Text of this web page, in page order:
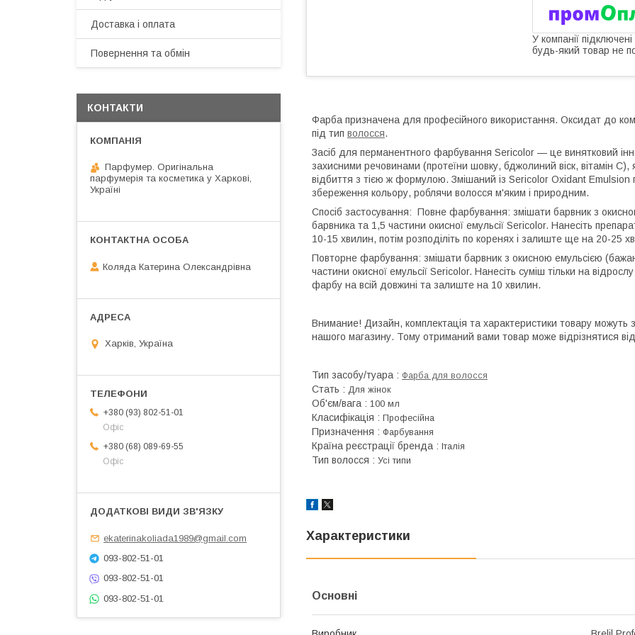
У компанії
будь-який товар не
Фарба призначена для професійного використання. Оксидат до
під тип волосся.
Засіб для перманентного фарбування Sericolor — це винятковий
захисними речовинами (протеїни шовку, бджолиний віск, вітамін С),
відбиття з тією ж формулою. Змішаний із Sericolor Oxidant Emulsion
збереження кольору, роблячи волосся м'яким і природним.
Спосіб застосування: Повне фарбування: змішати барвник з
барвника та 1,5 частини окисної емульсії Sericolor. Нанесіть
10-15 хвилин, потім розподіліть по коренях і залиште ще на 20-25
Повторне фарбування: змішати барвник з окисною емульсією
частини окисної емульсії Sericolor. Нанесіть суміш тільки на
фарбу на всій довжині та залиште на 10 хвилин.
Внимание! Дизайн, комплектація та характеристики товару
нашого магазину. Тому отриманий вами товар може відрізнятися
Тип засобу/туара : Фарба для волосся
Стать : Для жінок
Об'єм/вага : 100 мл
Класифікація : Професійна
Призначення : Фарбування
Країна реєстрації бренда : Італія
Тип волосся : Усі типи
Характеристики
Основні
Доставка і оплата
Повернення та обмін
КОНТАКТИ
Парфумер. Оригінальна
парфумерія та косметика у Харкові,
Україні
Коляда Катерина Олександрівна
Харків, Україна
+380 (93) 802-51-01
Офіс
+380 (68) 089-69-55
Офіс
ekaterinakoliada1989@gmail.com
093-802-51-01
093-802-51-01
093-802-51-01